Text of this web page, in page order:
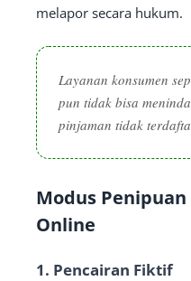
melapor secara hukum.
Layanan konsumen
pun tidak bisa
pinjaman tidak
Modus
Online
1. Pencairan Fiktif